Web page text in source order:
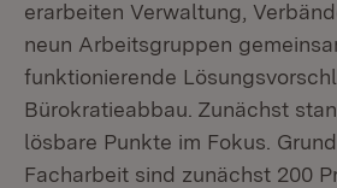
erarbeiten Verwaltung,
neun Arbeitsgruppen
funktionierende
Bürokratieabbau. Zunächst
lösbare Punkte im Fokus.
Facharbeit sind zunächst 200